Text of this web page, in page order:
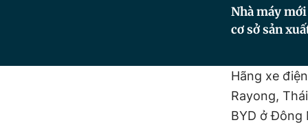
Nhà máy
cơ sở sản
Hãng xe
Rayong,
BYD ở Đông